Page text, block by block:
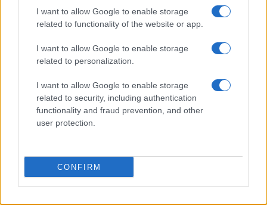
I want to allow Google to enable storage
related to functionality of the website or app.
I want to allow Google to enable storage
related to personalization.
I want to allow Google to enable storage
related to security, including authentication
functionality and fraud prevention, and other
user protection.
CONFIRM
Continua a leggere
ONU 2030